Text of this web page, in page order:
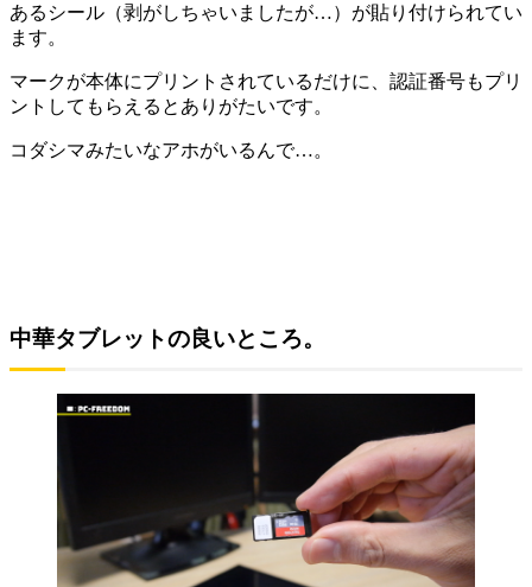
あるシール（剥がしちゃいましたが…）が貼り付けられてい
ます。
マークが本体にプリントされているだけに、認証番号もプリ
ントしてもらえるとありがたいです。
コダシマみたいなアホがいるんで…。
中華タブレットの良いところ。